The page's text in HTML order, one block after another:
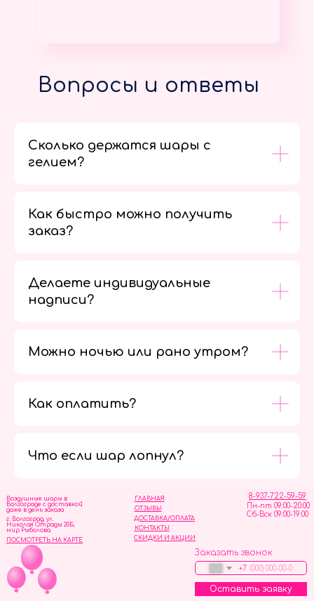
Вопросы и ответы
Сколько держатся шары с
гелием?
Как быстро можно получить
заказ?
Делаете индивидуальные
надписи?
Можно ночью или рано утром?
Как оплатить?
Что если шар лопнул?
ОТЗЫВЫ
ГЛАВНАЯ
ДОСТАВКА/ОПЛАТА
СКИДКИ И АКЦИИ
КОНТАКТЫ
8-937-722-59-59
Пн-пт 09:00-20:00
Сб-Вск 09:00-19:00
Воздушные шары в
Волгограде с доставкой
даже в день заказа
Заказать звонок
+7
Оставить заявку
г. Волгоград, ул.
Николая Отрады 20Б,
мир Рыболова
ПОСМОТРЕТЬ НА КАРТЕ